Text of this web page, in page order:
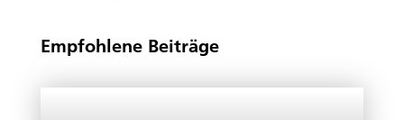
Empfohlene Beiträge